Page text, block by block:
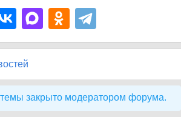
закрыто модератором форума.